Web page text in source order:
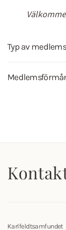
Typ av
Karlfeldtsamfundet